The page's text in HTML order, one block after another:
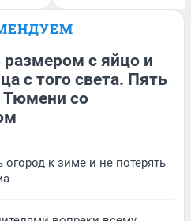
с яйцо и
с того света. Пять
Тюмени со
огород к зиме и не потерять